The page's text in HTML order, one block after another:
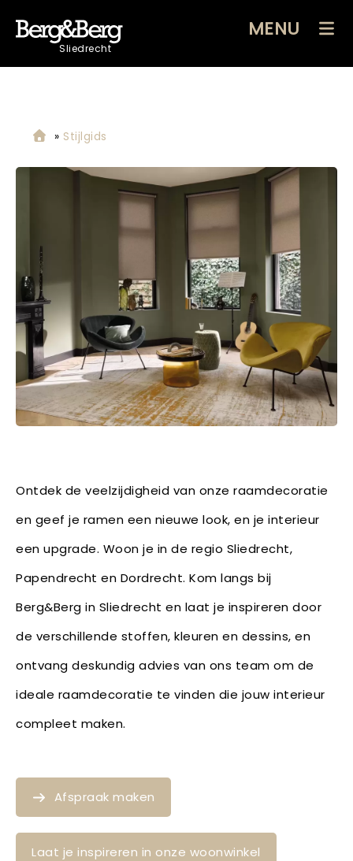
Sliedrecht
MENU
» Stijlgids
Ontdek de veelzijdigheid van onze raamdecoratie
en geef je ramen een nieuwe look, en je interieur
een upgrade. Woon je in de regio Sliedrecht,
Papendrecht en Dordrecht. Kom langs bij
Berg&Berg in Sliedrecht en laat je inspireren door
de verschillende stoffen, kleuren en dessins, en
ontvang deskundig advies van ons team om de
ideale raamdecoratie te vinden die jouw interieur
compleet maken.
Afspraak maken
Laat je inspireren in onze woonwinkel